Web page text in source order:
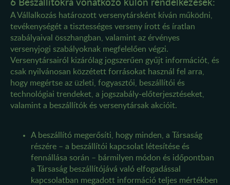
6 Beszállítókra vonatkozó külön rendelkezések:
A Vállalkozás határozott versenytársként kíván működni,
tevékenységét a tisztességes verseny írott és íratlan
szabályaival összhangban, valamint az érvényes
versenyjogi szabályoknak megfelelően végzi.
Versenytársairól kizárólag jogszerűen gyűjt információt, és
csak nyilvánosan közzétett forrásokat használ fel arra,
hogy megértse az üzleti, fogyasztói, beszállítói és
technológiai trendeket, a jogszabály-előterjesztéseket,
valamint a beszállítók és versenytársak akcióit.
A beszállító megerősíti, hogy minden, a Társaság
részére – a beszállítói kapcsolat létesítése és
fennállása során – bármilyen módon és időpontban
a Társaság beszállítójává való elfogadással
kapcsolatban megadott információ teljes mértékben